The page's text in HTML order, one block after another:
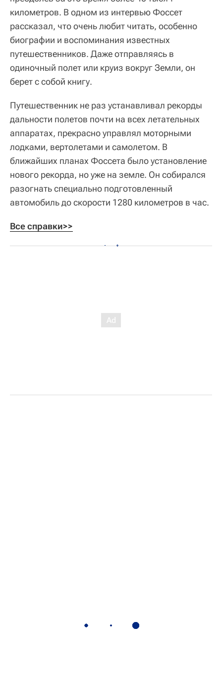
километров. В одном из интервью Фоссет
рассказал, что очень любит читать, особенно
биографии и воспоминания известных
путешественников. Даже отправляясь в
одиночный полет или круиз вокруг Земли, он
берет с собой книгу.
Путешественник не раз устанавливал рекорды
дальности полетов почти на всех летательных
аппаратах, прекрасно управлял моторными
лодками, вертолетами и самолетом. В
ближайших планах Фоссета было установление
нового рекорда, но уже на земле. Он собирался
разогнать специально подготовленный
автомобиль до скорости 1280 километров в час.
Все справки>>